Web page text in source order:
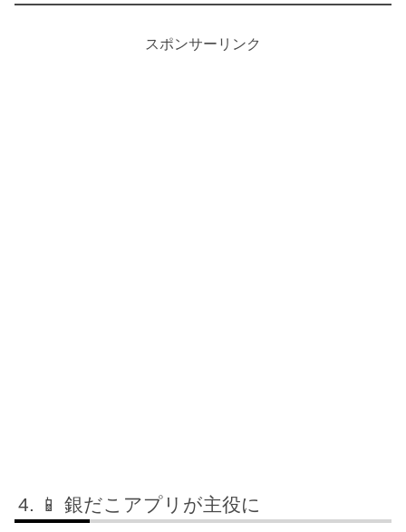
スポンサーリンク
📱 銀だこアプリが主役に